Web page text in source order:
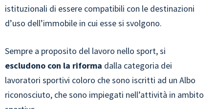
istituzionali di essere compatibili con le destinazioni
d’uso dell’immobile in cui esse si svolgono.
Sempre a proposito del lavoro nello sport, si
escludono con la riforma dalla categoria dei
lavoratori sportivi coloro che sono iscritti ad un Albo
riconosciuto, che sono impiegati nell’attività in ambito